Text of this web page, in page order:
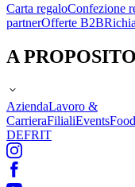
Carta regaloConfezione
partnerOfferte B2B
A
AziendaLavoro &
CarrieraFilialiEventsFood
DEFRIT